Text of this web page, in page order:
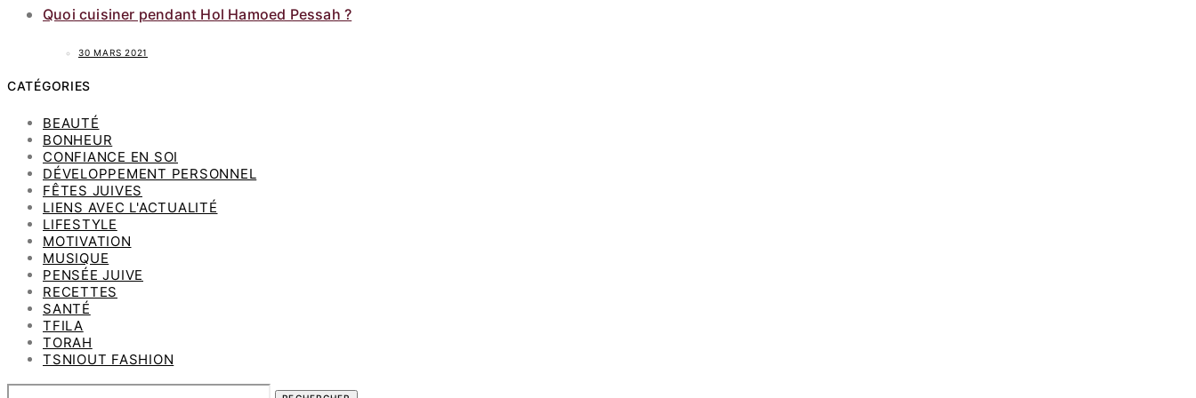
Quoi cuisiner pendant Hol Hamoed Pessah ?
30 MARS 2021
CATÉGORIES
BEAUTÉ
BONHEUR
CONFIANCE EN SOI
DÉVELOPPEMENT PERSONNEL
FÊTES JUIVES
LIENS AVEC L'ACTUALITÉ
LIFESTYLE
MOTIVATION
MUSIQUE
PENSÉE JUIVE
RECETTES
SANTÉ
TFILA
TORAH
TSNIOUT FASHION
RECHERCHER